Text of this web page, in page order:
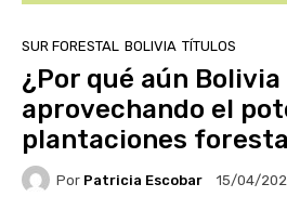
SUR FORESTAL BOLIVIA TÍTULOS
¿Por qué aún
aprovechando el
plantaciones
Por Patricia Escobar 15/04/